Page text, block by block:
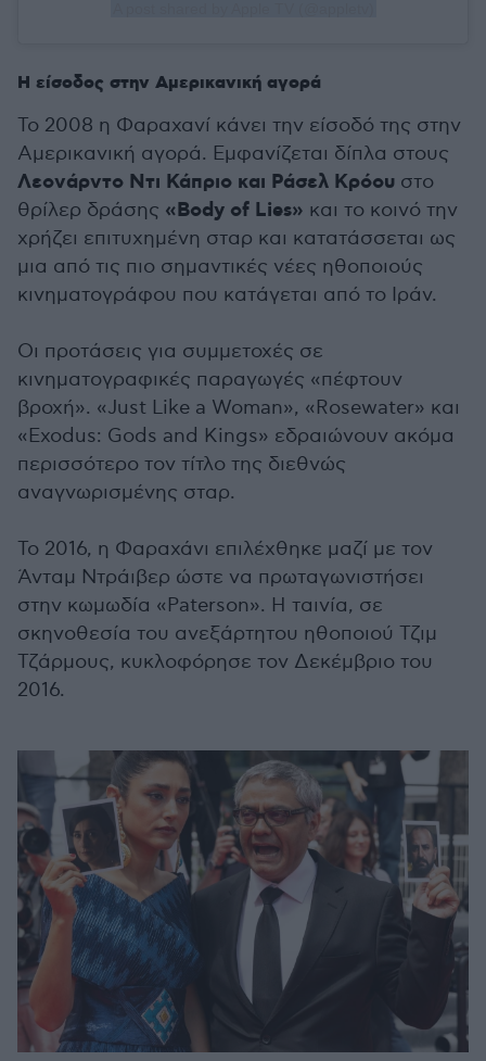
Η είσοδος στην Αμερικανική αγορά
Το 2008 η Φαραχανί κάνει την είσοδό της στην
Αμερικανική αγορά. Εμφανίζεται δίπλα στους
Λεονάρντο Ντι Κάπριο και Ράσελ Κρόου στο
θρίλερ δράσης «Body of Lies» και το κοινό την
χρήζει επιτυχημένη σταρ και κατατάσσεται ως
μια από τις πιο σημαντικές νέες ηθοποιούς
κινηματογράφου που κατάγεται από το Ιράν.
Οι προτάσεις για συμμετοχές σε
κινηματογραφικές παραγωγές «πέφτουν
βροχή». «Just Like a Woman», «Rosewater» και
«Exodus: Gods and Kings» εδραιώνουν ακόμα
περισσότερο τον τίτλο της διεθνώς
αναγνωρισμένης σταρ.
Το 2016, η Φαραχάνι επιλέχθηκε μαζί με τον
Άνταμ Ντράιβερ ώστε να πρωταγωνιστήσει
στην κωμωδία «Paterson». Η ταινία, σε
σκηνοθεσία του ανεξάρτητου ηθοποιού Τζιμ
Τζάρμους, κυκλοφόρησε τον Δεκέμβριο του
2016.